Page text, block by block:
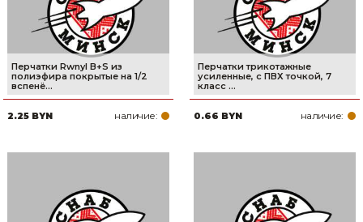
Перчатки Rwnyl B+S из
полиэфира покрытые на 1/2
вспенё...
2.25 BYN наличие:
Перчатки трикотажные
усиленные, с ПВХ точкой, 7
класс ...
0.66 BYN наличие: